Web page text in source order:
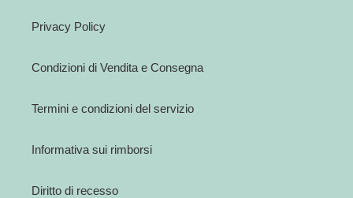
Privacy Policy
Condizioni di Vendita e Consegna
Termini e condizioni del servizio
Informativa sui rimborsi
Diritto di recesso